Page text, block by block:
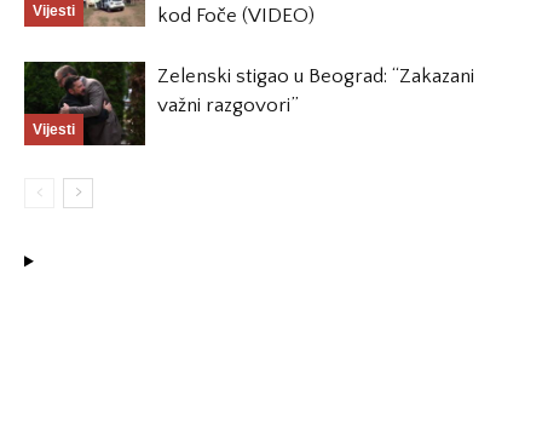
Vijesti
kod Foče (VIDEO)
Vijesti
Zelenski stigao u Beograd: “Zakazani
važni razgovori”